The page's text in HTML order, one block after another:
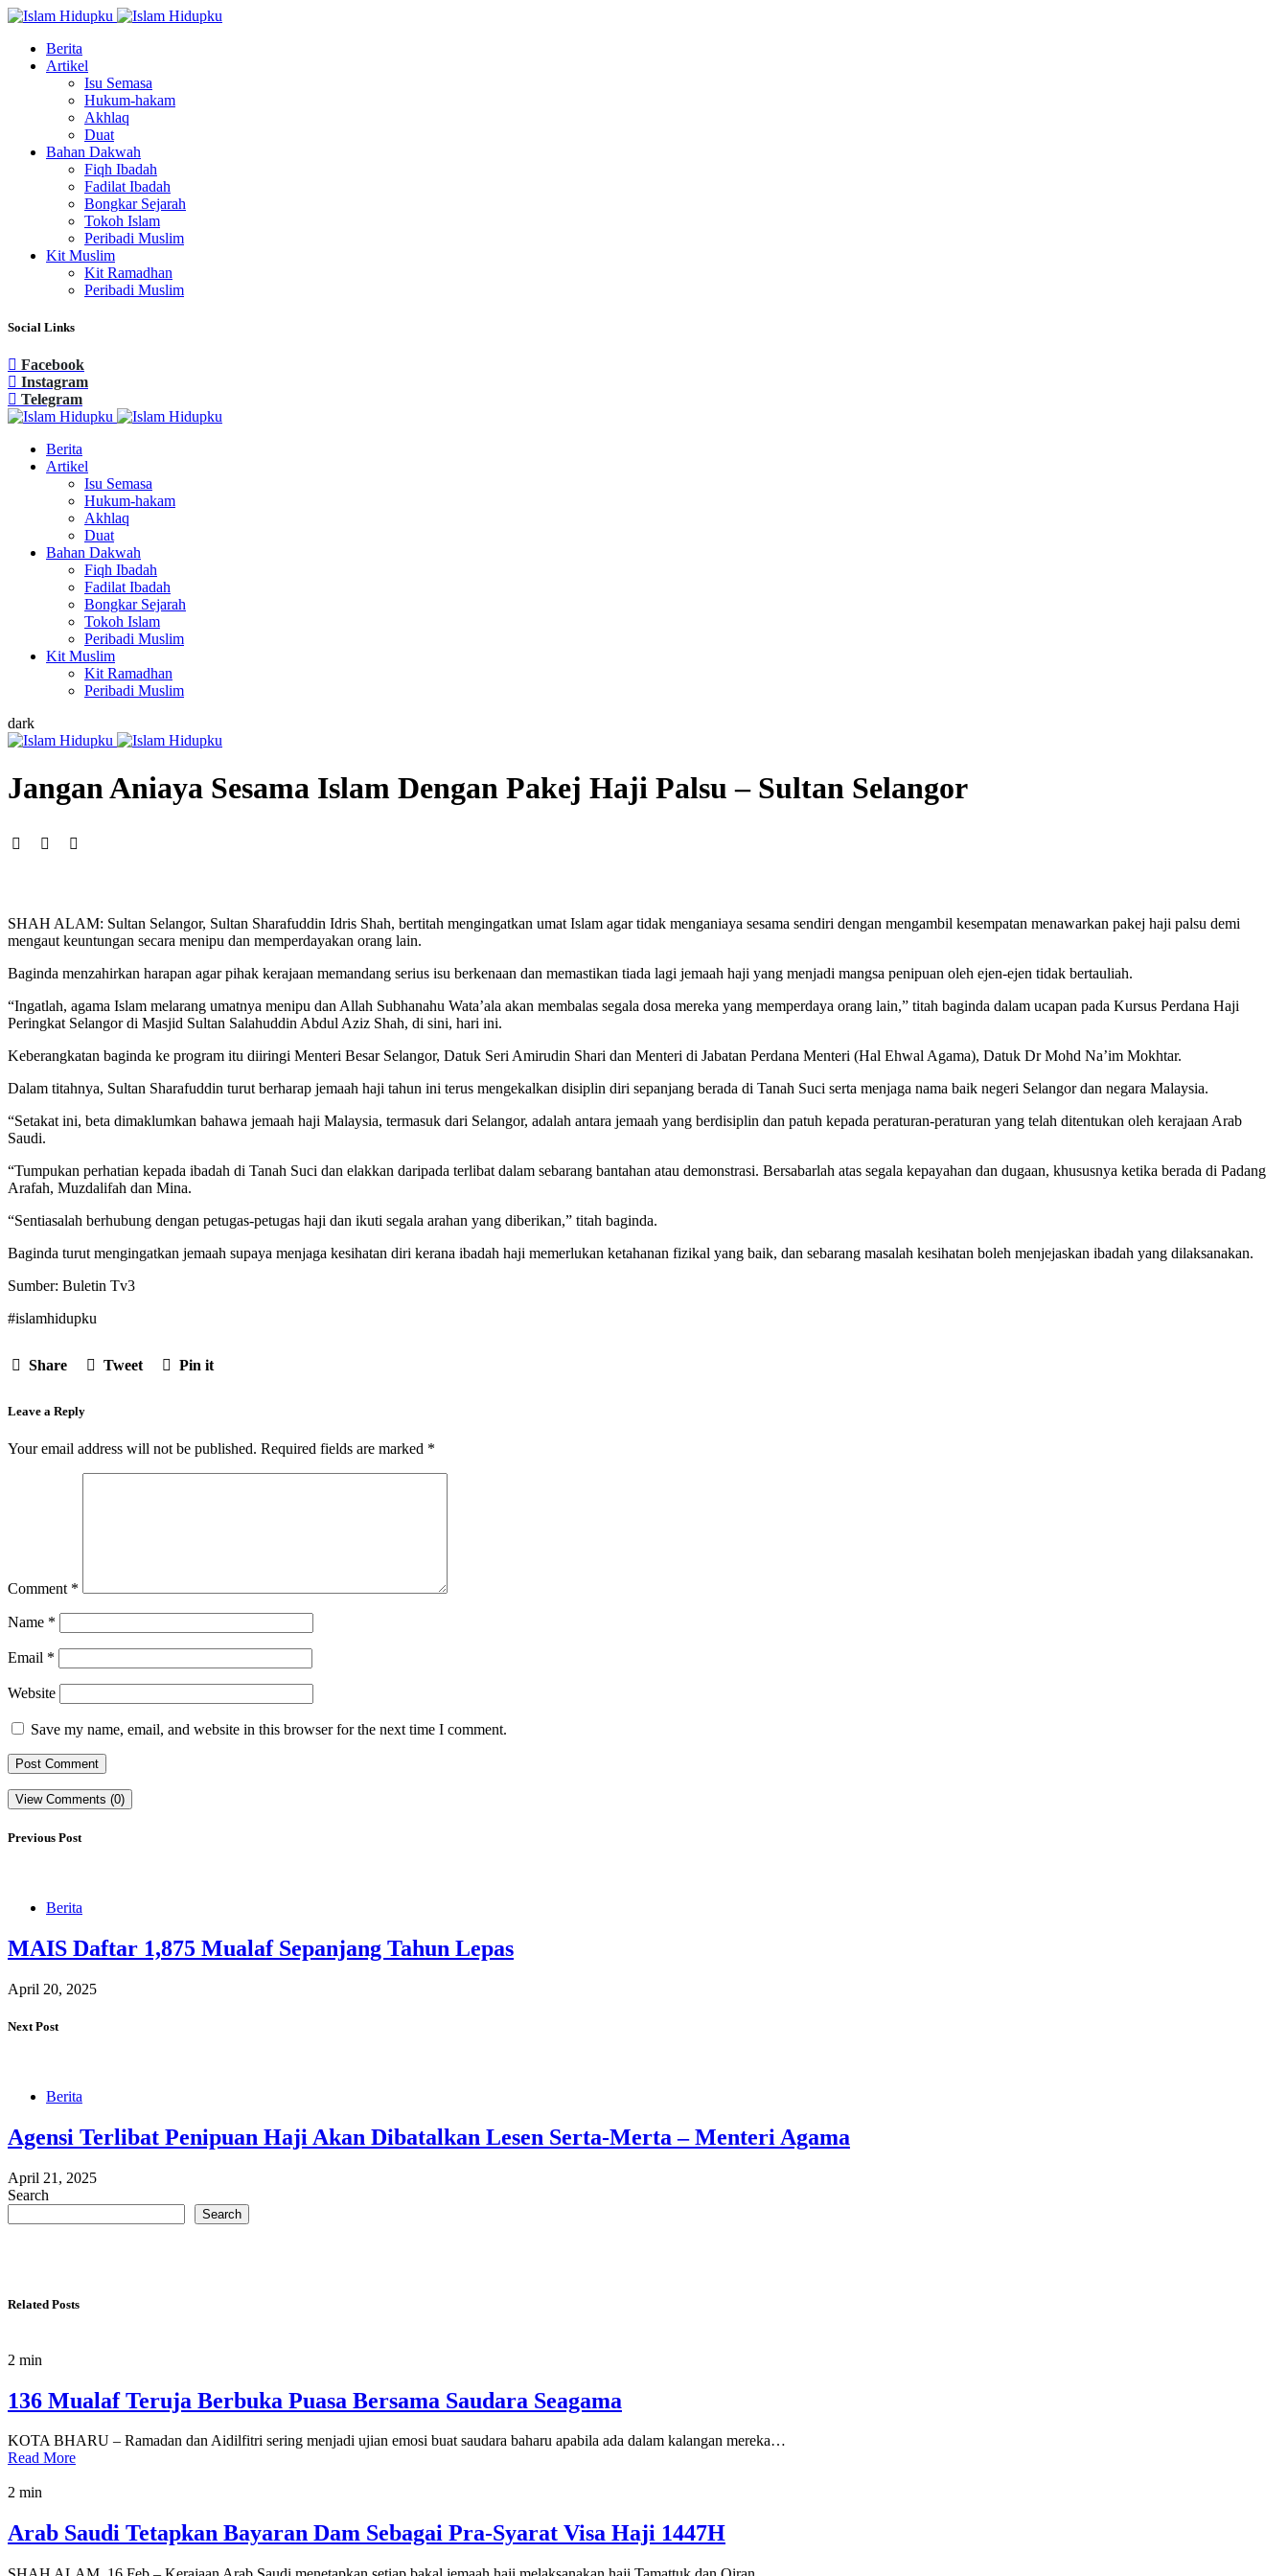
Berita
Artikel
Isu Semasa
Hukum-hakam
Akhlaq
Duat
Bahan Dakwah
Fiqh Ibadah
Fadilat Ibadah
Bongkar Sejarah
Tokoh Islam
Peribadi Muslim
Kit Muslim
Kit Ramadhan
Peribadi Muslim
Social Links
Facebook
Instagram
Telegram
Berita
Artikel
Isu Semasa
Hukum-hakam
Akhlaq
Duat
Bahan Dakwah
Fiqh Ibadah
Fadilat Ibadah
Bongkar Sejarah
Tokoh Islam
Peribadi Muslim
Kit Muslim
Kit Ramadhan
Peribadi Muslim
dark
Jangan Aniaya Sesama Islam Dengan Pakej Haji Palsu – Sultan Selangor
SHAH ALAM: Sultan Selangor, Sultan Sharafuddin Idris Shah, bertitah mengingatkan umat Islam agar tidak menganiaya sesama sendiri dengan mengambil kesempatan menawarkan pakej haji palsu demi
mengaut keuntungan secara menipu dan memperdayakan orang lain.
Baginda menzahirkan harapan agar pihak kerajaan memandang serius isu berkenaan dan memastikan tiada lagi jemaah haji yang menjadi mangsa penipuan oleh ejen-ejen tidak bertauliah.
“Ingatlah, agama Islam melarang umatnya menipu dan Allah Subhanahu Wata’ala akan membalas segala dosa mereka yang memperdaya orang lain,” titah baginda dalam ucapan pada Kursus Perdana Haji
Peringkat Selangor di Masjid Sultan Salahuddin Abdul Aziz Shah, di sini, hari ini.
Keberangkatan baginda ke program itu diiringi Menteri Besar Selangor, Datuk Seri Amirudin Shari dan Menteri di Jabatan Perdana Menteri (Hal Ehwal Agama), Datuk Dr Mohd Na’im Mokhtar.
Dalam titahnya, Sultan Sharafuddin turut berharap jemaah haji tahun ini terus mengekalkan disiplin diri sepanjang berada di Tanah Suci serta menjaga nama baik negeri Selangor dan negara Malaysia.
“Setakat ini, beta dimaklumkan bahawa jemaah haji Malaysia, termasuk dari Selangor, adalah antara jemaah yang berdisiplin dan patuh kepada peraturan-peraturan yang telah ditentukan oleh kerajaan Arab
Saudi.
“Tumpukan perhatian kepada ibadah di Tanah Suci dan elakkan daripada terlibat dalam sebarang bantahan atau demonstrasi. Bersabarlah atas segala kepayahan dan dugaan, khususnya ketika berada di Padang
Arafah, Muzdalifah dan Mina.
“Sentiasalah berhubung dengan petugas-petugas haji dan ikuti segala arahan yang diberikan,” titah baginda.
Baginda turut mengingatkan jemaah supaya menjaga kesihatan diri kerana ibadah haji memerlukan ketahanan fizikal yang baik, dan sebarang masalah kesihatan boleh menjejaskan ibadah yang dilaksanakan.
Sumber: Buletin Tv3
#islamhidupku
Share Tweet Pin it
Leave a Reply
Your email address will not be published. Required fields are marked *
Comment *
Name *
Email *
Website
Save my name, email, and website in this browser for the next time I comment.
View Comments (0)
Previous Post
Berita
MAIS Daftar 1,875 Mualaf Sepanjang Tahun Lepas
April 20, 2025
Next Post
Berita
Agensi Terlibat Penipuan Haji Akan Dibatalkan Lesen Serta-Merta – Menteri Agama
April 21, 2025
Search
Search
Related Posts
2 min
136 Mualaf Teruja Berbuka Puasa Bersama Saudara Seagama
KOTA BHARU – Ramadan dan Aidilfitri sering menjadi ujian emosi buat saudara baharu apabila ada dalam kalangan mereka…
Read More
2 min
Arab Saudi Tetapkan Bayaran Dam Sebagai Pra-Syarat Visa Haji 1447H